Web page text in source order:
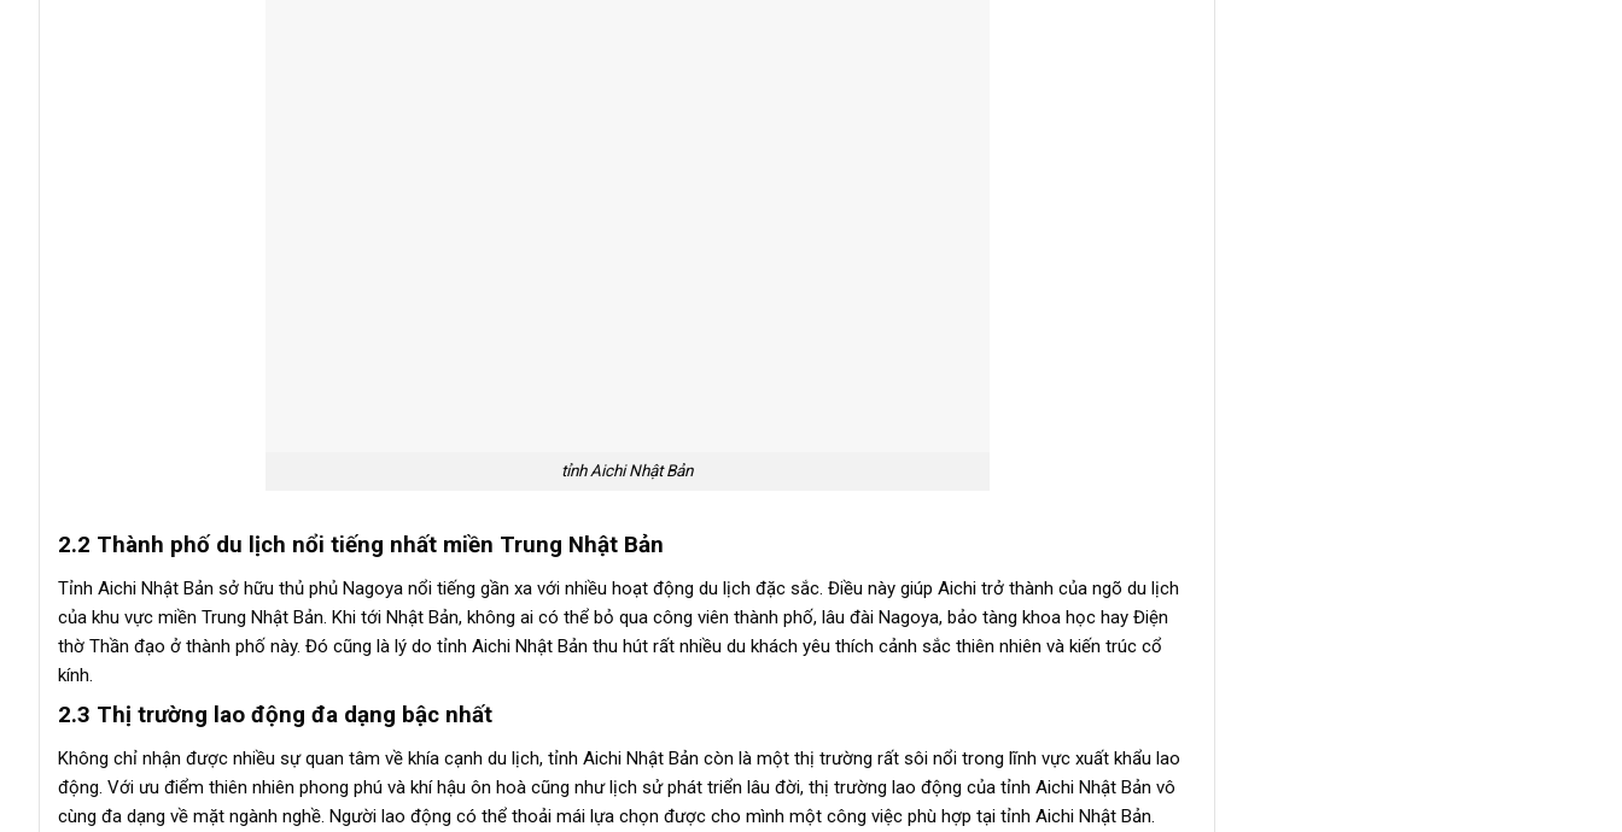
tỉnh Aichi Nhật Bản
2.2 Thành phố du lịch nổi tiếng nhất miền Trung Nhật Bản
Tỉnh Aichi Nhật Bản sở hữu thủ phủ Nagoya nổi tiếng gần xa với nhiều hoạt động du lịch đặc sắc. Điều này giúp Aichi trở thành của ngõ du lịch
của khu vực miền Trung Nhật Bản. Khi tới Nhật Bản, không ai có thể bỏ qua công viên thành phố, lâu đài Nagoya, bảo tàng khoa học hay Điện
thờ Thần đạo ở thành phố này. Đó cũng là lý do tỉnh Aichi Nhật Bản thu hút rất nhiều du khách yêu thích cảnh sắc thiên nhiên và kiến trúc cổ
kính.
2.3 Thị trường lao động đa dạng bậc nhất
Không chỉ nhận được nhiều sự quan tâm về khía cạnh du lịch, tỉnh Aichi Nhật Bản còn là một thị trường rất sôi nổi trong lĩnh vực xuất khẩu lao
động. Với ưu điểm thiên nhiên phong phú và khí hậu ôn hoà cũng như lịch sử phát triển lâu đời, thị trường lao động của tỉnh Aichi Nhật Bản vô
cùng đa dạng về mặt ngành nghề. Người lao động có thể thoải mái lựa chọn được cho mình một công việc phù hợp tại tỉnh Aichi Nhật Bản.